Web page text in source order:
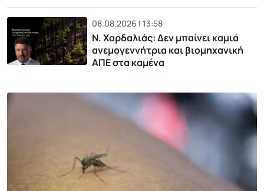
08.08.2026 | 13:58
Ν. Χαρδαλιάς: Δεν μπαίνει καμιά
ανεμογεννήτρια και βιομηχανική
ΑΠΕ στα καμένα